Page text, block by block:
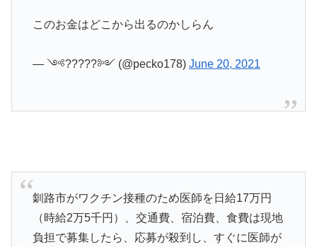
このお金はどこから出るのかしらん
— ༺?????༻ (@pecko178) June 20, 2021
釧路市がワクチン接種のため医師を日給17万円
（時給2万5千円）、交通費、宿泊費、食費は現地
負担で募集したら、応募が殺到し、すぐに医師が